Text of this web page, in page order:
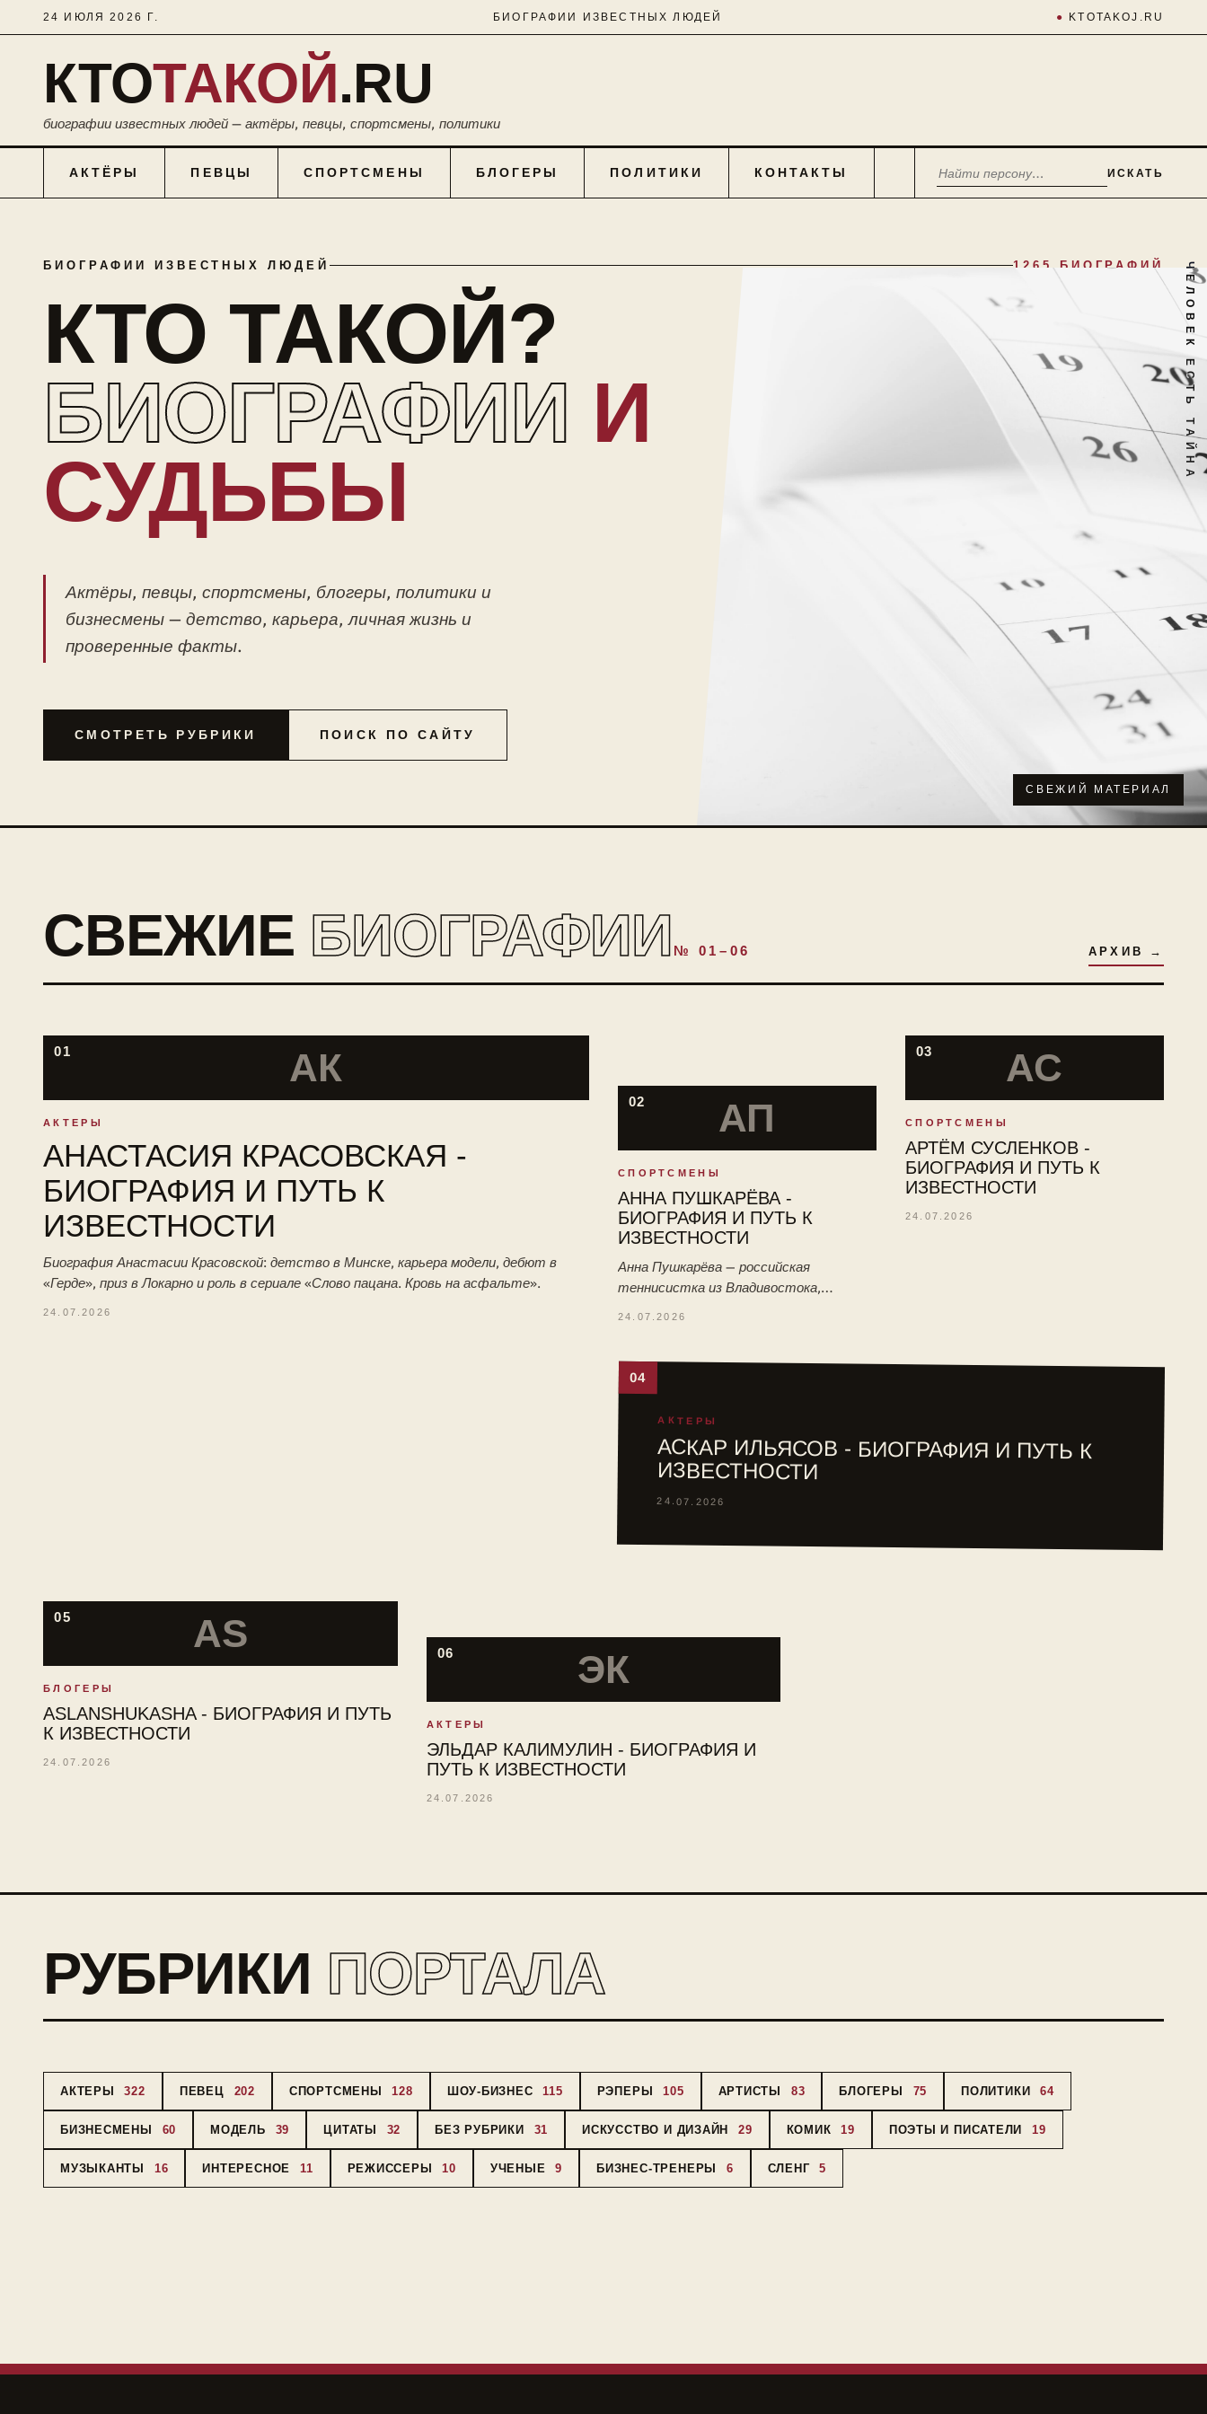
24 ИЮЛЯ 2026 Г. БИОГРАФИИ ИЗВЕСТНЫХ ЛЮДЕЙ ● KTOTAKOJ.RU
КТОТАКОЙ.RU
биографии известных людей — актёры, певцы, спортсмены, политики
АКТЁРЫ ПЕВЦЫ СПОРТСМЕНЫ БЛОГЕРЫ ПОЛИТИКИ КОНТАКТЫ ИСКАТЬ
БИОГРАФИИ ИЗВЕСТНЫХ ЛЮДЕЙ 1265 БИОГРАФИЙ
КТО ТАКОЙ?
БИОГРАФИИ И
СУДЬБЫ
Актёры, певцы, спортсмены, блогеры, политики и
бизнесмены — детство, карьера, личная жизнь и
проверенные факты.
СМОТРЕТЬ РУБРИКИ ПОИСК ПО САЙТУ
СВЕЖИЙ МАТЕРИАЛ
ЧЕЛОВЕК ЕСТЬ ТАЙНА
СВЕЖИЕ БИОГРАФИИ № 01–06 АРХИВ →
01 АК
АКТЕРЫ
АНАСТАСИЯ КРАСОВСКАЯ -
БИОГРАФИЯ И ПУТЬ К
ИЗВЕСТНОСТИ
Биография Анастасии Красовской: детство в Минске, карьера модели, дебют в
«Герде», приз в Локарно и роль в сериале «Слово пацана. Кровь на асфальте».
24.07.2026
02 АП
СПОРТСМЕНЫ
АННА ПУШКАРЁВА -
БИОГРАФИЯ И ПУТЬ К
ИЗВЕСТНОСТИ
Анна Пушкарёва — российская
теннисистка из Владивостока,
24.07.2026
03 АС
СПОРТСМЕНЫ
АРТЁМ СУСЛЕНКОВ -
БИОГРАФИЯ И ПУТЬ К
ИЗВЕСТНОСТИ
24.07.2026
04
АКТЕРЫ
АСКАР ИЛЬЯСОВ - БИОГРАФИЯ И ПУТЬ К
ИЗВЕСТНОСТИ
24.07.2026
05 AS
БЛОГЕРЫ
ASLANSHUKASHA - БИОГРАФИЯ И ПУТЬ
К ИЗВЕСТНОСТИ
24.07.2026
06 ЭК
АКТЕРЫ
ЭЛЬДАР КАЛИМУЛИН - БИОГРАФИЯ И
ПУТЬ К ИЗВЕСТНОСТИ
24.07.2026
РУБРИКИ ПОРТАЛА
АКТЕРЫ 322 ПЕВЕЦ 202 СПОРТСМЕНЫ 128 ШОУ-БИЗНЕС 115 РЭПЕРЫ 105 АРТИСТЫ 83 БЛОГЕРЫ 75 ПОЛИТИКИ 64
БИЗНЕСМЕНЫ 60 МОДЕЛЬ 39 ЦИТАТЫ 32 БЕЗ РУБРИКИ 31 ИСКУССТВО И ДИЗАЙН 29 КОМИК 19 ПОЭТЫ И ПИСАТЕЛИ 19
МУЗЫКАНТЫ 16 ИНТЕРЕСНОЕ 11 РЕЖИССЕРЫ 10 УЧЕНЫЕ 9 БИЗНЕС-ТРЕНЕРЫ 6 СЛЕНГ 5